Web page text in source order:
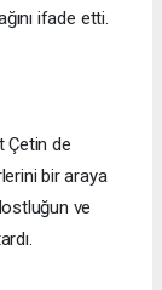
ifade etti.
Çetin de
bir araya
ve